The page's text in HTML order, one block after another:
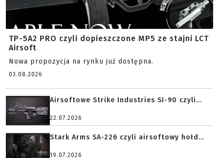
TP-5A2 PRO czyli dopieszczone MP5 ze stajni LCT
Airsoft
Nowa propozycja na rynku już dostępna.
03.08.2026
Airsoftowe Strike Industries SI-90 czyli...
22.07.2026
Stark Arms SA-226 czyli airsoftowy hołd...
19.07.2026